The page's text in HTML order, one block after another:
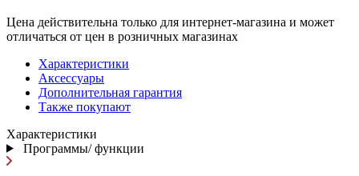
Цена действительна только для интернет-магазина и может
отличаться от цен в розничных магазинах
Характеристики
Аксессуары
Дополнительная гарантия
Также покупают
Характеристики
Программы/ функции